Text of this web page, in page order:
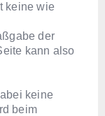
keine wie
der
kann also
keine
beim